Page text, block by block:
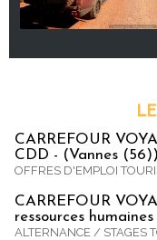
CARREFOUR
CDD - (Vannes (56))
OFFRES D'EMPLOI
CARREFOUR
ressources
ALTERNANCE / STAGES